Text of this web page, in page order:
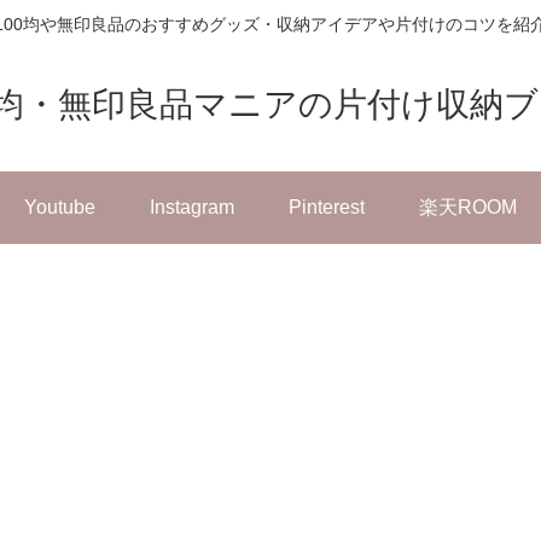
均や無印良品のおすすめグッズ・収納アイデアや片付けのコツを紹
・無印良品マニアの片付け収納
Youtube Instagram Pinterest 楽天ROOM